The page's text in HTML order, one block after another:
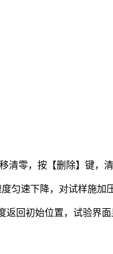
零，按【删除】键，
速下降，对试样施加
回初始位置，试验界面